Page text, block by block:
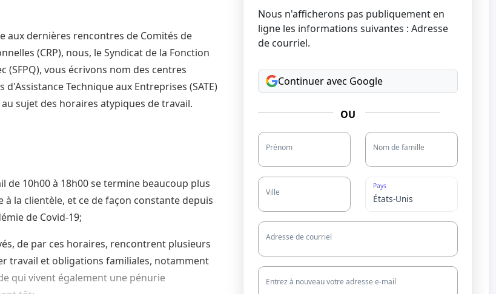
aux dernières rencontres de Comités de
(CRP), nous, le Syndicat de la Fonction
(SFPQ), vous écrivons nom des centres
d'Assistance Technique aux Entreprises (SATE)
au sujet des horaires atypiques de travail.
de 10h00 à 18h00 se termine beaucoup plus
la clientèle, et ce de façon constante depuis
de Covid-19;
de par ces horaires, rencontrent plusieurs
travail et obligations familiales, notamment
qui vivent également une pénurie
Nous n'afficherons pas publiquement en
ligne les informations suivantes : Adresse
de courriel.
Continuer avec Google
OU
Prénom Nom de famille
Ville
Pays
Adresse de courriel
Entrez à nouveau votre adresse e-mail